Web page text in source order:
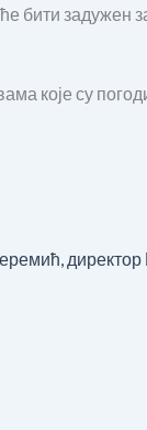
бити задужен
које су